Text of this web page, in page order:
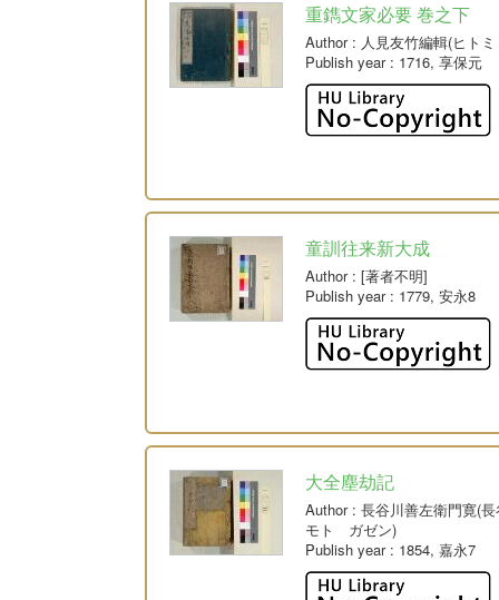
重鐫文家必要 巻之下
Author: 人見友竹編輯(ヒト
Publish year: 1716, 享保元
童訓往来新大成
Author: [著者不明]
Publish year: 1779, 安永8
大全塵劫記
Author: 長谷川善左衛門寛(
モト ガゼン)
Publish year: 1854, 嘉永7